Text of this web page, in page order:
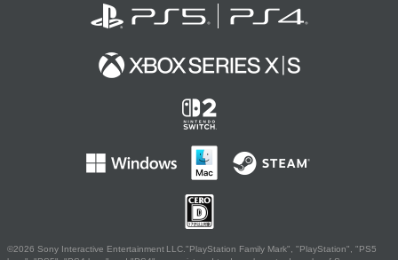
©2026 Sony Interactive Entertainment LLC."PlayStation Family Mark", "PlayStation", "PS5